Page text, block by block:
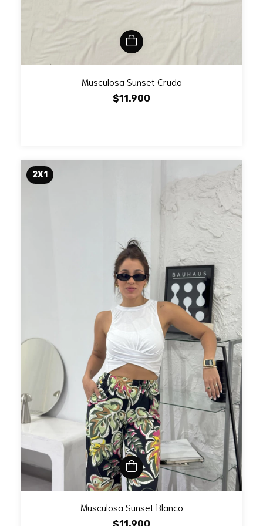
Musculosa Sunset Crudo
$11.900
2X1
Musculosa Sunset Blanco